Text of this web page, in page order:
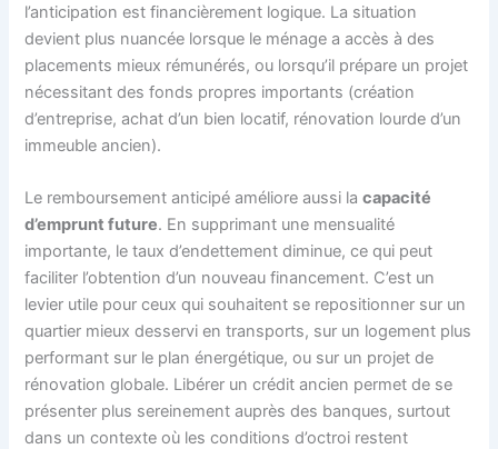
l’anticipation est financièrement logique. La situation
devient plus nuancée lorsque le ménage a accès à des
placements mieux rémunérés, ou lorsqu’il prépare un projet
nécessitant des fonds propres importants (création
d’entreprise, achat d’un bien locatif, rénovation lourde d’un
immeuble ancien).
Le remboursement anticipé améliore aussi lacapacité
d’emprunt future. En supprimant une mensualité
importante, le taux d’endettement diminue, ce qui peut
faciliter l’obtention d’un nouveau financement. C’est un
levier utile pour ceux qui souhaitent se repositionner sur un
quartier mieux desservi en transports, sur un logement plus
performant sur le plan énergétique, ou sur un projet de
rénovation globale. Libérer un crédit ancien permet de se
présenter plus sereinement auprès des banques, surtout
dans un contexte où les conditions d’octroi restent